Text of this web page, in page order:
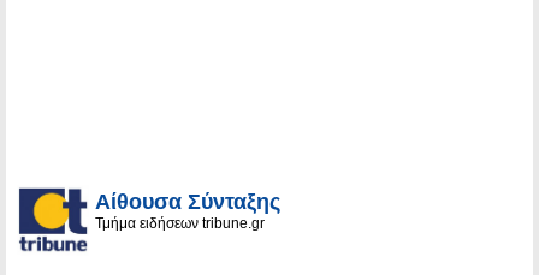
Αίθουσα Σύνταξης
Τμήμα ειδήσεων tribune.gr